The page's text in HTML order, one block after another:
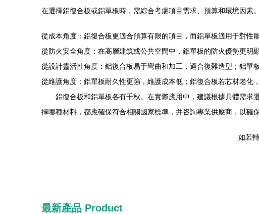
在選擇鋁復合板或鋁單板時，需綜合考慮項目需求、預算和環境因素。
從成本角度：鋁復合板更適合預算有限的項目，而鋁單板適用于對性
從防火安全角度：在高層建筑或公共空間中，鋁單板的防火優勢更明顯
從設計靈活性角度：鋁復合板易于彎曲和加工，適合復雜造型；鋁單
從維護角度：鋁單板耐久性更強，維護成本低；鋁復合板若芯材老化
鋁復合板和鋁單板各有千秋。在實際應用中，建議根據具體需
擇哪種材料，都應確保符合相關國家標準，并咨詢專業供應商，以確
如若
最新產品 Product